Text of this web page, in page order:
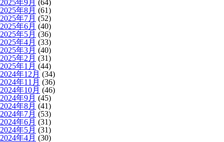
2025年9月 (64)
2025年8月 (61)
2025年7月 (52)
2025年6月 (40)
2025年5月 (36)
2025年4月 (33)
2025年3月 (40)
2025年2月 (31)
2025年1月 (44)
2024年12月 (34)
2024年11月 (36)
2024年10月 (46)
2024年9月 (45)
2024年8月 (41)
2024年7月 (53)
2024年6月 (31)
2024年5月 (31)
2024年4月 (30)